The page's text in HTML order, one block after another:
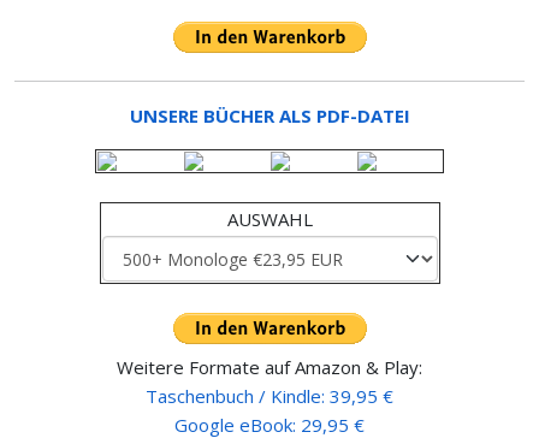
UNSERE BÜCHER ALS PDF-DATEI
AUSWAHL
Weitere Formate auf Amazon & Play:
Taschenbuch / Kindle: 39,95 €
Google eBook: 29,95 €